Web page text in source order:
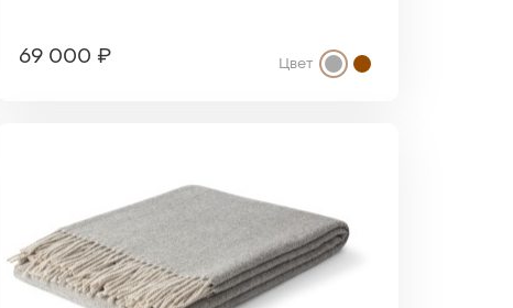
69 000 ₽ Цвет